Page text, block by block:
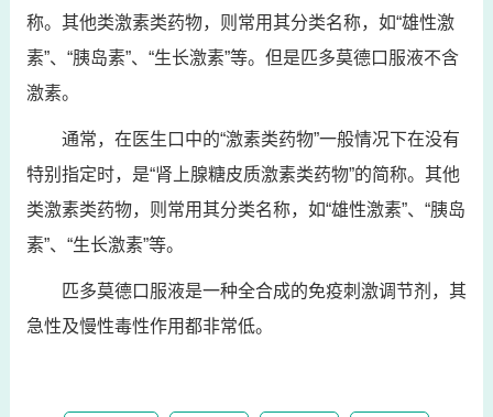
称。其他类激素类药物，则常用其分类名称，如“雄性激
素”、“胰岛素”、“生长激素”等。但是匹多莫德口服液不含
激素。
通常，在医生口中的“激素类药物”一般情况下在没有
特别指定时，是“肾上腺糖皮质激素类药物”的简称。其他
类激素类药物，则常用其分类名称，如“雄性激素”、“胰岛
素”、“生长激素”等。
匹多莫德口服液是一种全合成的免疫刺激调节剂，其
急性及慢性毒性作用都非常低。